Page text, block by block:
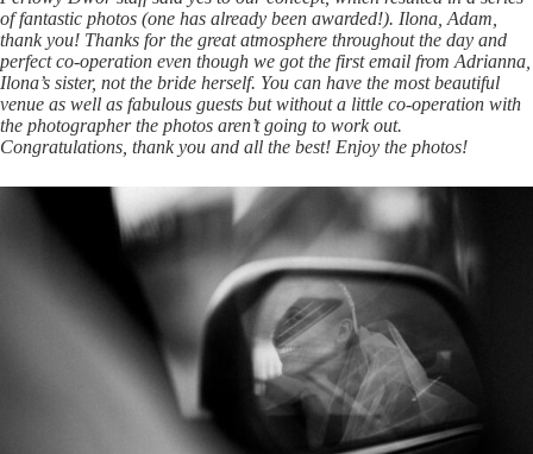
of fantastic photos (one has already been awarded!). Ilona, Adam,
thank you! Thanks for the great atmosphere throughout the day and
perfect co-operation even though we got the first email from Adrianna,
Ilona’s sister, not the bride herself. You can have the most beautiful
venue as well as fabulous guests but without a little co-operation with
the photographer the photos aren’t going to work out.
Congratulations, thank you and all the best! Enjoy the photos!